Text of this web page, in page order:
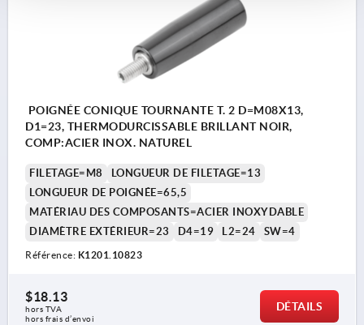
POIGNÉE CONIQUE TOURNANTE T. 2 D=M08X13,
D1=23, THERMODURCISSABLE BRILLANT NOIR,
COMP:ACIER INOX. NATUREL
FILETAGE=M8
LONGUEUR DE FILETAGE=13
LONGUEUR DE POIGNÉE=65,5
MATÉRIAU DES COMPOSANTS=ACIER INOXYDABLE
DIAMÈTRE EXTÉRIEUR=23
D4=19 L2=24 SW=4
Référence: K1201.10823
$18.13
hors TVA
hors frais d’envoi
DÉTAILS